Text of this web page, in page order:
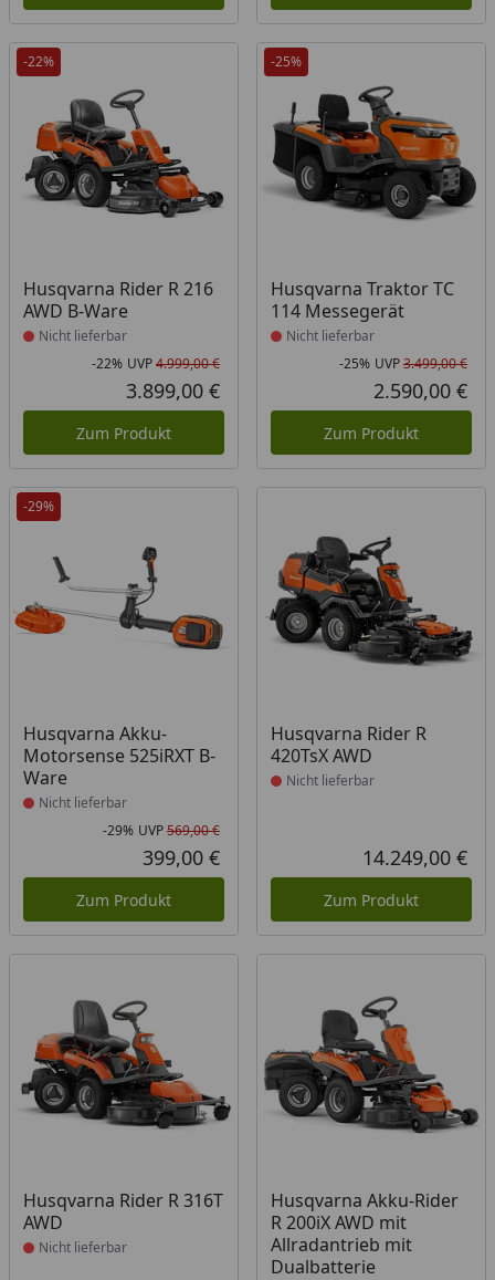
-22%
Husqvarna Rider R 216
AWD B-Ware
Produkt nicht lieferbar
Nicht lieferbar
Rabatt in Prozent
-22%
Ursprünglicher Preis
UVP4.999,00 €
Aktueller Preis
3.899,00 €
Zum Produkt
-25%
Husqvarna Traktor TC
114 Messegerät
Produkt nicht lieferbar
Nicht lieferbar
-25% UVP3.499,00 €
2.590,00 €
Zum Produkt
-29%
Husqvarna Akku-
Motorsense 525iRXT B-
Ware
Produkt nicht lieferbar
Nicht lieferbar
Rabatt in Prozent
-29%
Ursprünglicher Preis
UVP569,00 €
Aktueller Preis
399,00 €
Zum Produkt
Husqvarna Rider R
420TsX AWD
Produkt nicht lieferbar
Nicht lieferbar
14.249,00 €
Zum Produkt
Husqvarna Rider R 316T
AWD
Produkt nicht lieferbar
Nicht lieferbar
Husqvarna Akku-Rider
R 200iX AWD mit
Allradantrieb mit
Dualbatterie
Produkt nicht lieferbar